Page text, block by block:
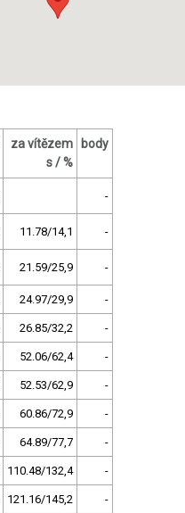
za vítězem
s / %
body
-
11.78/14,1 -
21.59/25,9 -
24.97/29,9 -
26.85/32,2 -
52.06/62,4 -
52.53/62,9 -
60.86/72,9 -
64.89/77,7 -
110.48/132,4 -
121.16/145,2 -